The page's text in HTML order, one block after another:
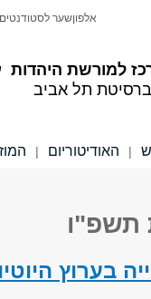
למורשת היהדות
תל אביב
אלפוןשער לסטודנטים
| האודיטוריום |
תשפ"ו
בערוץ